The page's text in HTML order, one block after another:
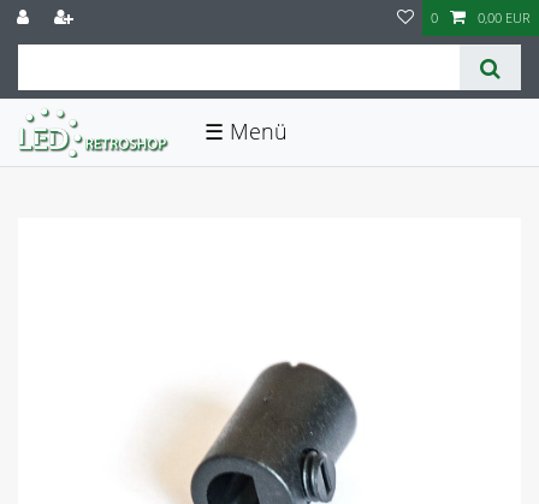
0 0,00 EUR
☰